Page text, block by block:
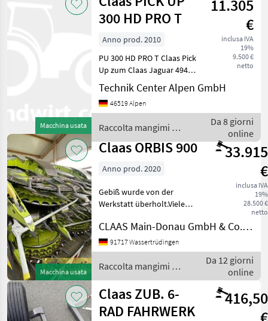
Macchina usata
300 HD PRO T
11.305
€
inclusa IVA
19%
9.500 €
netto
Anno prod. 2010
PU 300 HD PRO T Claas Pick
Up zum Claas Jaguar 494
Raccolta mangimi Altre
macchine per raccolta
mangimi
Technik Center Alpen GmbH
46519 Alpen
Raccolta mangimi /
Claas
Da 8 giorni
online
Macchina usata
Claas ORBIS 900
33.915
€
inclusa IVA
19%
28.500 €
netto
Anno prod. 2020
Gebiß wurde von der
Werkstatt überholt.Viele
eingebaut. Danach wurde
das Gebiß noch mal auf ca.
200 HA eingesetzt. AUTO
CONTOUR Bode
CLAAS Main-Donau GmbH & Co. KG, Wassertrüdingen
91717 Wassertrüdingen
Raccolta mangimi /
Claas
Da 12 giorni
online
Claas ZUB. 6-
RAD FAHRWERK
416,50